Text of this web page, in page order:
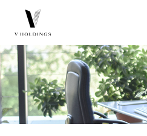
NEWS
MESSAGE